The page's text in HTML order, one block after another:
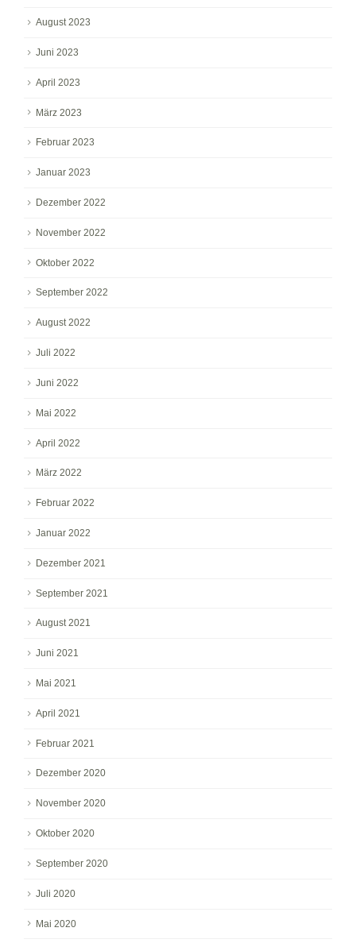
August 2023
Juni 2023
April 2023
März 2023
Februar 2023
Januar 2023
Dezember 2022
November 2022
Oktober 2022
September 2022
August 2022
Juli 2022
Juni 2022
Mai 2022
April 2022
März 2022
Februar 2022
Januar 2022
Dezember 2021
September 2021
August 2021
Juni 2021
Mai 2021
April 2021
Februar 2021
Dezember 2020
November 2020
Oktober 2020
September 2020
Juli 2020
Mai 2020